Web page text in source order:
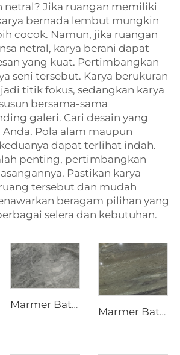
netral? Jika ruangan memiliki
bernada lembut mungkin
cocok. Namun, jika ruangan
netral, karya berani dapat
yang kuat. Pertimbangkan
seni tersebut. Karya berukuran
titik fokus, sedangkan karya
bersama-sama
galeri. Cari desain yang
Pola alam maupun
dapat terlihat indah.
penting, pertimbangkan
Pastikan karya
tersebut dan mudah
beragam pilihan yang
selera dan kebutuhan.
Marmer Batu Alam Interstellar Grey Abu-Abu dengan Tekstur Bercak dan Bintik-Bintik Perak-Abu-Abu
Marmer Batu Alam Super Hijau